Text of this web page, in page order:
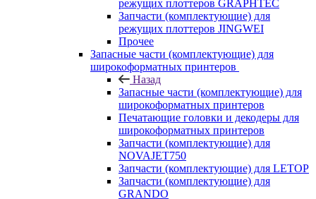
режущих плоттеров GRAPHTEC
Запчасти (комплектующие) для
режущих плоттеров JINGWEI
Прочее
Запасные части (комплектующие) для
широкоформатных принтеров
Назад
Запасные части (комплектующие) для
широкоформатных принтеров
Печатающие головки и декодеры для
широкоформатных принтеров
Запчасти (комплектующие) для
NOVAJET750
Запчасти (комплектующие) для LETOP
Запчасти (комплектующие) для
GRANDO